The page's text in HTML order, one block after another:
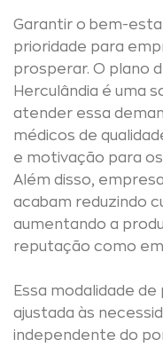
Garantir o bem-
prioridade para
prosperar. O plano
Herculândia é uma
atender essa
médicos de
e motivação para
Além disso,
acabam reduzindo
aumentando a
reputação como
Essa modalidade
ajustada às
independente do